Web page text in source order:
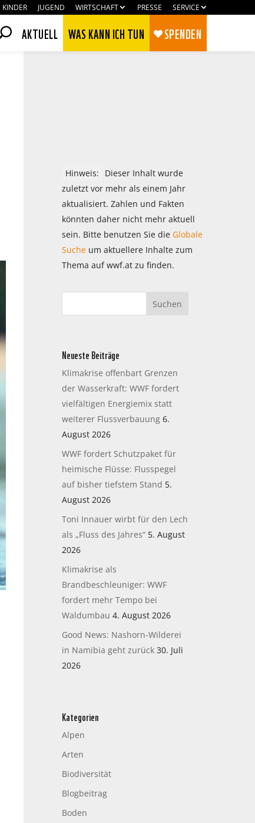
KINDER JUGEND WIRTSCHAFT PRESSE SERVICE
AKTUELL WAS KANN ICH TUN SPENDEN
Hinweis:
Dieser Inhalt wurde
zuletzt vor mehr als einem Jahr
aktualisiert. Zahlen und Fakten
könnten daher nicht mehr aktuell
sein. Bitte benutzen Sie die Globale
Sucheum aktuellere Inhalte zum
Thema auf wwf.at zu finden.
Neueste Beiträge
Klimakrise offenbart Grenzen
der Wasserkraft: WWF fordert
vielfältigen Energiemix statt
weiterer Flussverbauung 6.
August 2026
WWF fordert Schutzpaket für
heimische Flüsse: Flusspegel
auf bisher tiefstem Stand 5.
August 2026
Toni Innauer wirbt für den Lech
als „Fluss des Jahres“ 5. August
2026
Klimakrise als
Brandbeschleuniger: WWF
fordert mehr Tempo bei
Waldumbau 4. August 2026
Good News: Nashorn-Wilderei
in Namibia geht zurück 30. Juli
2026
Kategorien
Alpen
Arten
Biodiversität
Blogbeitrag
Boden
Ablehnen